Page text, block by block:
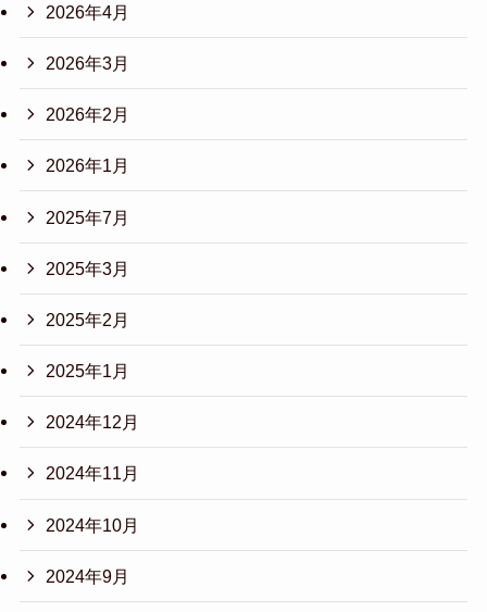
2026年4月
2026年3月
2026年2月
2026年1月
2025年7月
2025年3月
2025年2月
2025年1月
2024年12月
2024年11月
2024年10月
2024年9月